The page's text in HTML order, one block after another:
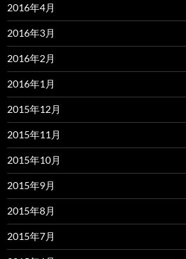
2016年4月
2016年3月
2016年2月
2016年1月
2015年12月
2015年11月
2015年10月
2015年9月
2015年8月
2015年7月